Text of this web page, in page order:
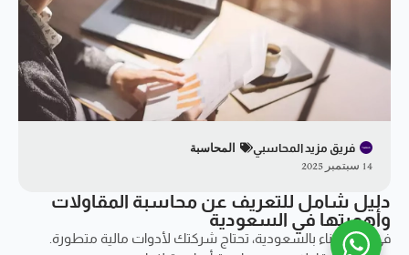
فريق مزيد المحاسبي
المحاسبة
14 سبتمبر 2025
دليل شامل للتعريف عن محاسبة المقاولات
وأهميتها في السعودية
في عالم البناء بالسعودية، تحتاج شركتك لأدوات مالية متطورة.